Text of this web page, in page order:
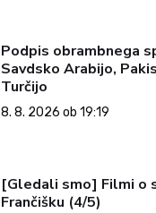
Podpis obrambnega
Savdsko Arabijo,
Turčijo
8. 8. 2026 ob 19:19
[Gledali smo] Filmi o
Frančišku (4/5)